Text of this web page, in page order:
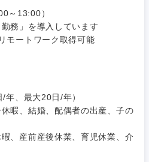
～13:00）
務」を導入しています
モートワーク取得可能
年、最大20日/年）
暇、結婚、配偶者の出産、子の
、産前産後休業、育児休業、介